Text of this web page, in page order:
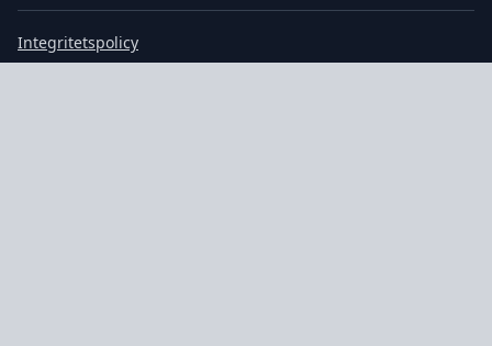
Integritetspolicy